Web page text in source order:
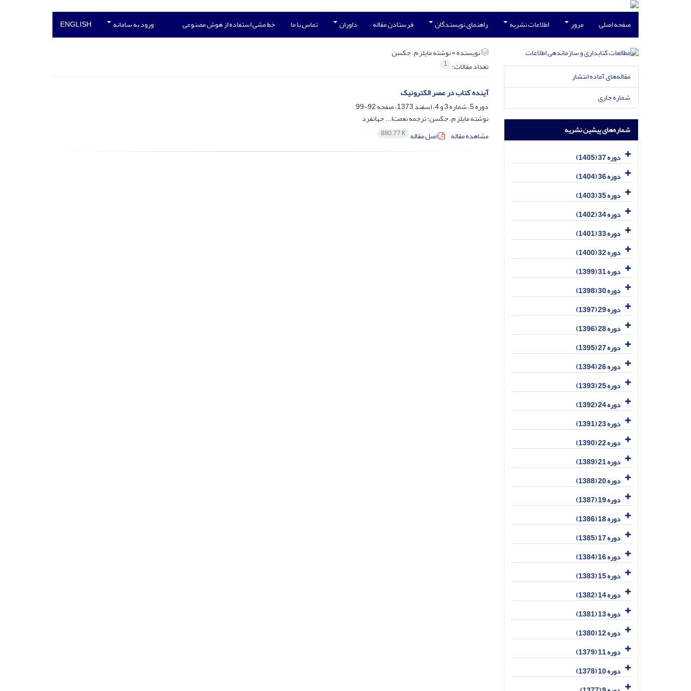
صفحه اصلی مرور اطلاعات نشریه راهنمای نویسندگان فرستادن مقاله داوران تماس با ما خط مشی استفاده از هوش مصنوعی ورود به سامانه ENGLISH
نویسنده =نوشته مایلز م. جکسن
تعداد مقالات: 1
آینده کتاب در عصر الکترونیک
دوره 5، شماره 3 و 4، اسفند 1373، صفحه
92-99
نوشته مایلز م. جکسن؛ ترجمه نعمت‌ا... جهانفرد
مشاهده مقاله
اصل مقاله 880.77 K
مقاله‌های آماده انتشار
شماره جاری
شماره‌های پیشین نشریه
دوره 37 (1405)
دوره 36 (1404)
دوره 35 (1403)
دوره 34 (1402)
دوره 33 (1401)
دوره 32 (1400)
دوره 31 (1399)
دوره 30 (1398)
دوره 29 (1397)
دوره 28 (1396)
دوره 27 (1395)
دوره 26 (1394)
دوره 25 (1393)
دوره 24 (1392)
دوره 23 (1391)
دوره 22 (1390)
دوره 21 (1389)
دوره 20 (1388)
دوره 19 (1387)
دوره 18 (1386)
دوره 17 (1385)
دوره 16 (1384)
دوره 15 (1383)
دوره 14 (1382)
دوره 13 (1381)
دوره 12 (1380)
دوره 11 (1379)
دوره 10 (1378)